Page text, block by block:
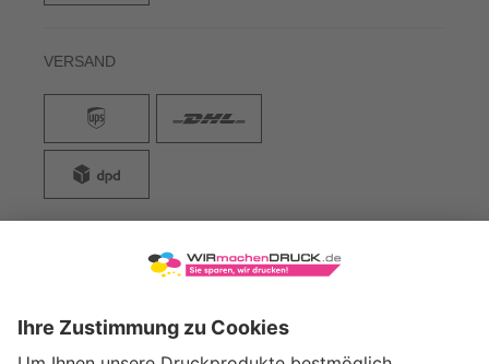
VERSAND
WIRmachenDRUCK GmbH
71522 Backnang
Tel.: +49 (0) 711 995 982 - 20